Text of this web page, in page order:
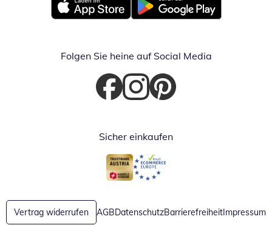
Öffnet in neuem FensterÖffnet in neuem Fenster
Folgen Sie heine auf Social Media
Öffnet in neuem Fenster
Öffnet in neuem Fenster
Öffnet in neuem Fenster
Sicher einkaufen
Öffnet in neuem Fenster
Öffnet in neuem Fenster
Vertrag widerrufen AGBDatenschutzBarrierefreiheitImpressum